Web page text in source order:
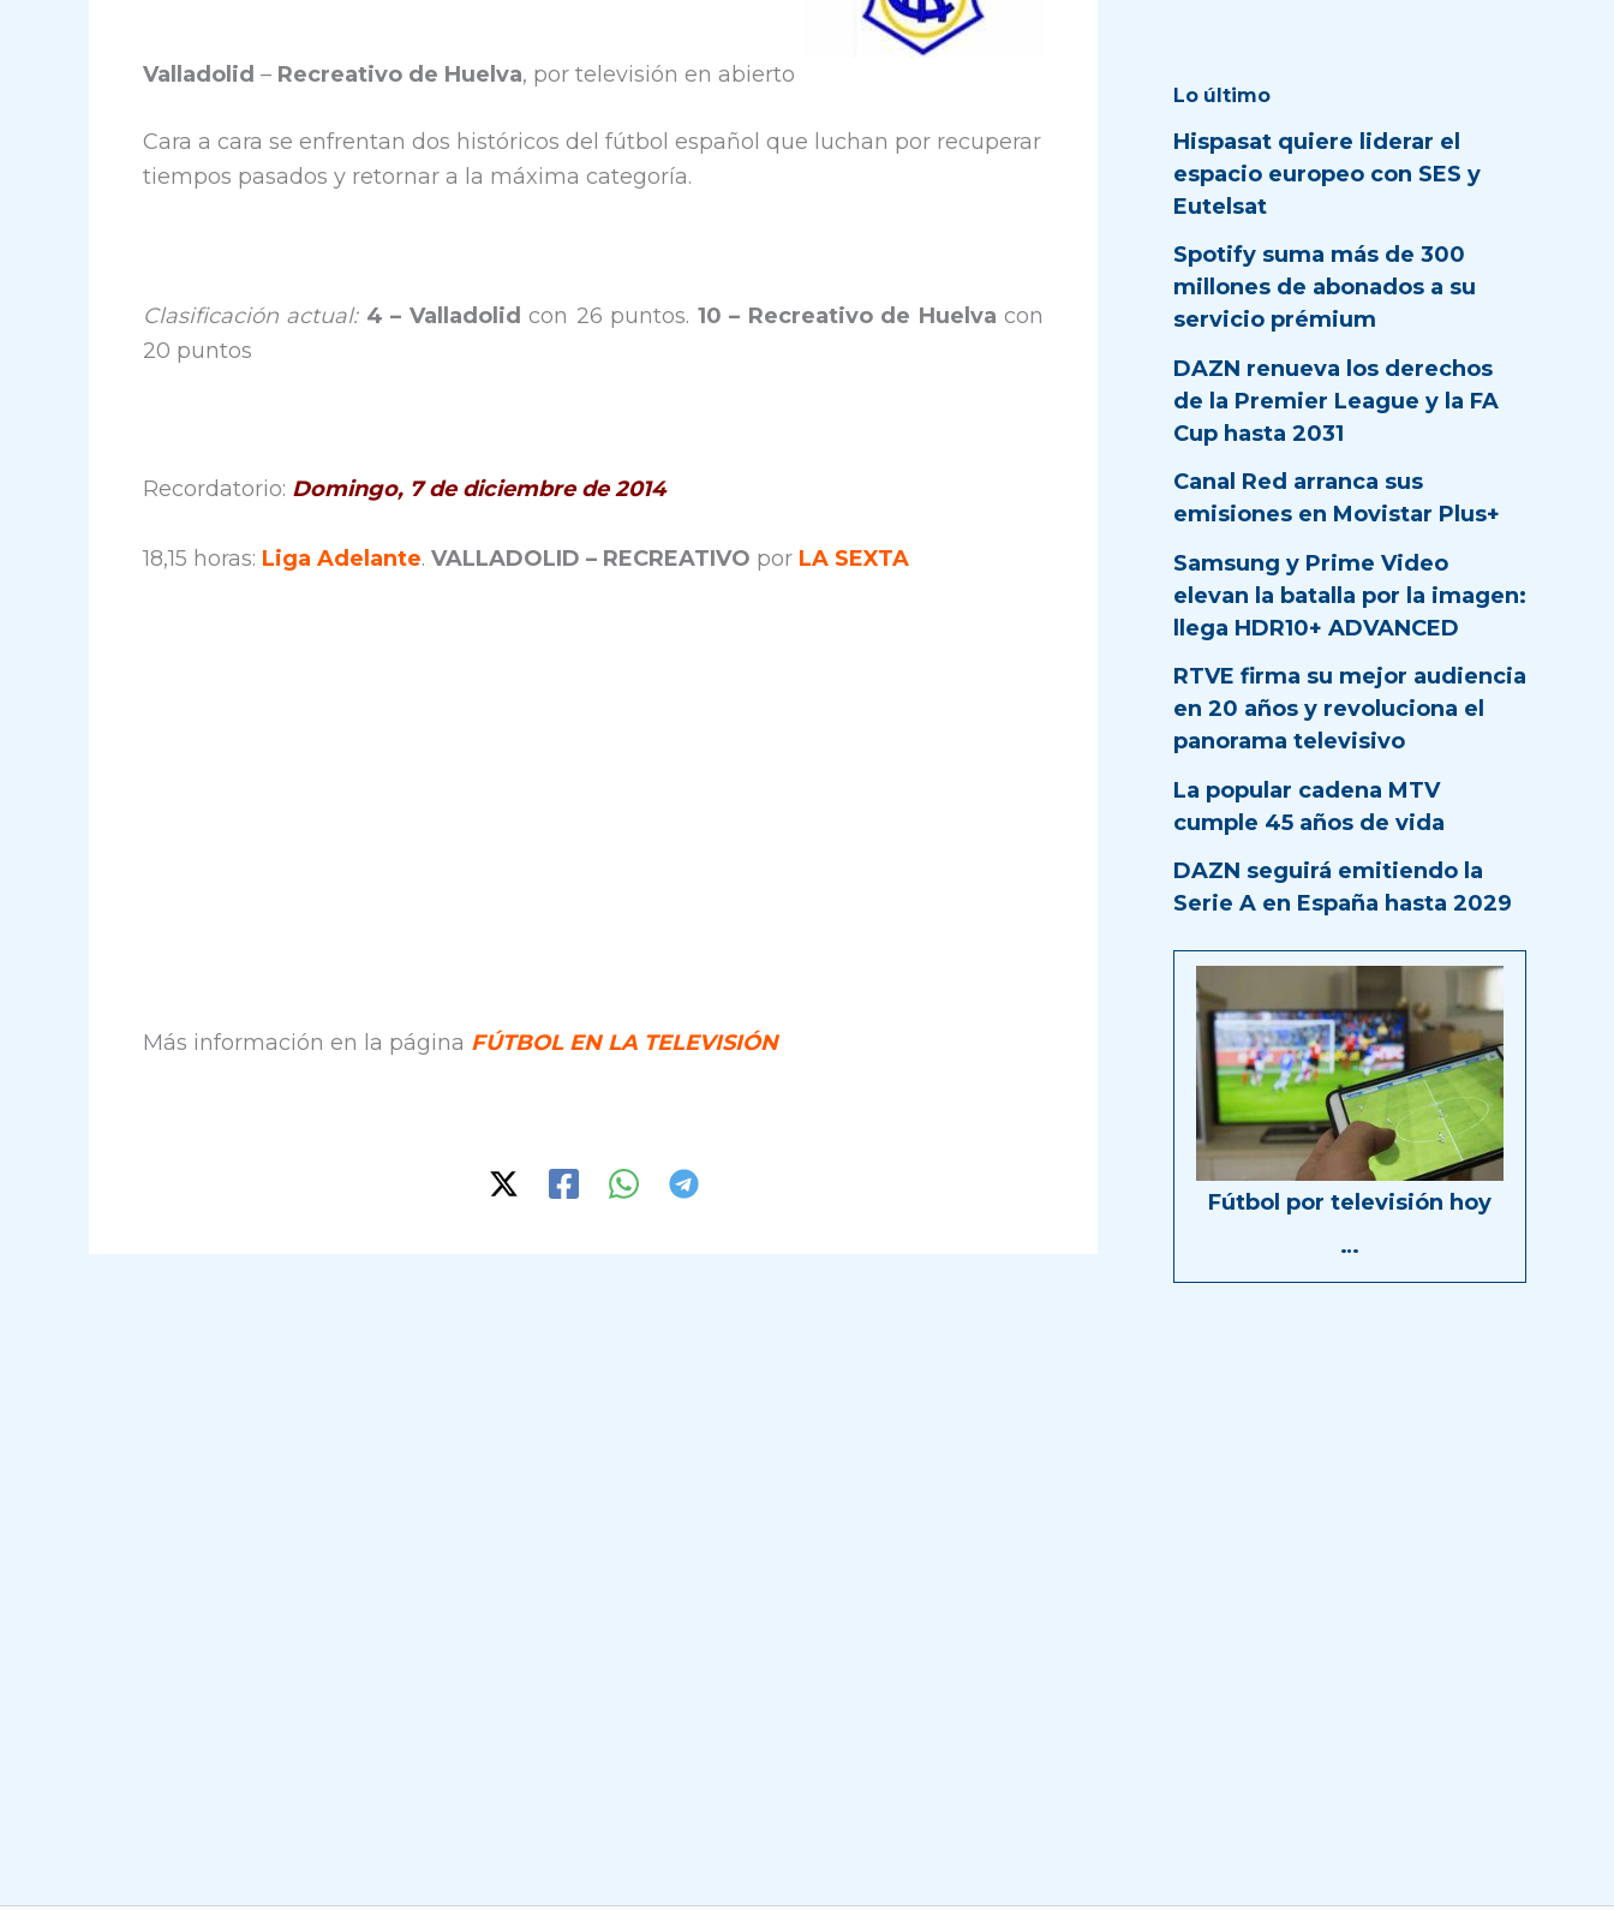
Valladolid – Recreativo de Huelva, por televisión en abierto
Cara a cara se enfrentan dos históricos del fútbol español que luchan por recuperar
tiempos pasados y retornar a la máxima categoría.
Clasificación actual: 4 – Valladolid con 26 puntos. 10 – Recreativo de Huelva con
20 puntos
Recordatorio: Domingo, 7 de diciembre de 2014
18,15 horas: Liga Adelante. VALLADOLID – RECREATIVO por LA SEXTA
Más información en la página FÚTBOL EN LA TELEVISIÓN
Lo último
Hispasat quiere liderar el
espacio europeo con SES y
Eutelsat
Spotify suma más de 300
millones de abonados a su
servicio prémium
DAZN renueva los derechos
de la Premier League y la FA
Cup hasta 2031
Canal Red arranca sus
emisiones en Movistar Plus+
Samsung y Prime Video
elevan la batalla por la imagen:
llega HDR10+ ADVANCED
RTVE firma su mejor audiencia
en 20 años y revoluciona el
panorama televisivo
La popular cadena MTV
cumple 45 años de vida
DAZN seguirá emitiendo la
Serie A en España hasta 2029
Fútbol por televisión hoy
…